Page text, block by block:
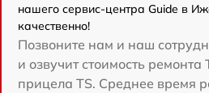
нашего сервис-центра Guide в
качественно!
Позвоните нам и наш
и озвучит стоимость ремонта
прицела TS. Среднее время